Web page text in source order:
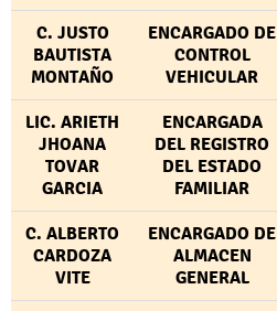
C. JUSTO
BAUTISTA
MONTAÑO
ENCARGADO DE
CONTROL
VEHICULAR
LIC. ARIETH
JHOANA
TOVAR
GARCIA
ENCARGADA
DEL REGISTRO
DEL ESTADO
FAMILIAR
C. ALBERTO
CARDOZA
VITE
ENCARGADO DE
ALMACEN
GENERAL